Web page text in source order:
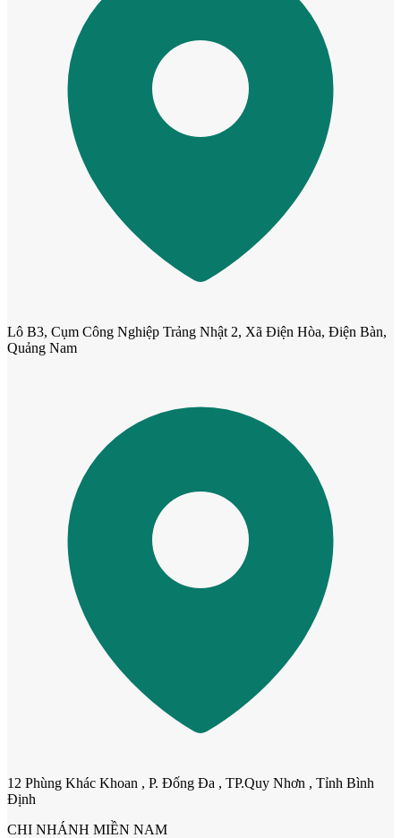
Cửa cho thú cưng
Cửa dành cho bé
Lô B3, Cụm Công Nghiệp Trảng Nhật 2, Xã Điện Hòa, Điện Bàn,
Quảng Nam
12 Phùng Khác Khoan , P. Đống Đa , TP.Quy Nhơn , Tỉnh Bình
Định
CHI NHÁNH MIỀN NAM